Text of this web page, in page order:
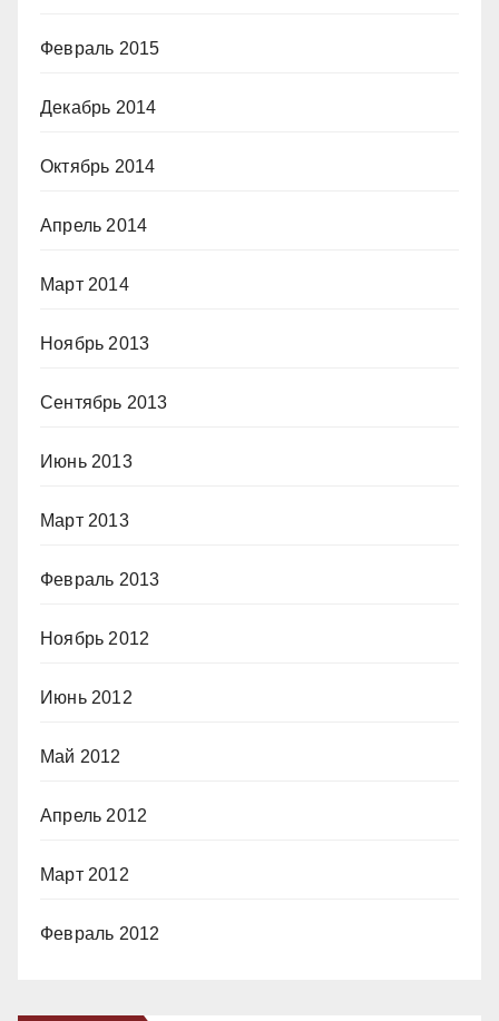
Февраль 2015
Декабрь 2014
Октябрь 2014
Апрель 2014
Март 2014
Ноябрь 2013
Сентябрь 2013
Июнь 2013
Март 2013
Февраль 2013
Ноябрь 2012
Июнь 2012
Май 2012
Апрель 2012
Март 2012
Февраль 2012